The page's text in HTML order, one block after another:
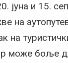
јуна и 15.
на
на
може боље